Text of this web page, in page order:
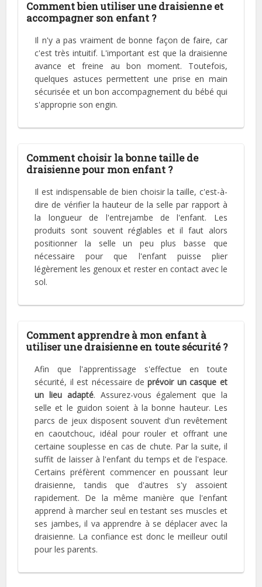
Comment bien utiliser une draisienne et
accompagner son enfant ?
Il n'y a pas vraiment de bonne façon de faire, car
c'est très intuitif. L'important est que la draisienne
avance et freine au bon moment. Toutefois,
quelques astuces permettent une prise en main
sécurisée et un bon accompagnement du bébé qui
s'approprie son engin.
Comment choisir la bonne taille de
draisienne pour mon enfant ?
Il est indispensable de bien choisir la taille, c'est-à-
dire de vérifier la hauteur de la selle par rapport à
la longueur de l'entrejambe de l'enfant. Les
produits sont souvent réglables et il faut alors
positionner la selle un peu plus basse que
nécessaire pour que l'enfant puisse plier
légèrement les genoux et rester en contact avec le
sol.
Comment apprendre à mon enfant à
utiliser une draisienne en toute sécurité ?
Afin que l'apprentissage s'effectue en toute
sécurité, il est nécessaire deprévoir un casque et
un lieu adapté. Assurez-vous également que la
selle et le guidon soient à la bonne hauteur. Les
parcs de jeux disposent souvent d'un revêtement
en caoutchouc, idéal pour rouler et offrant une
certaine souplesse en cas de chute. Par la suite, il
suffit de laisser à l'enfant du temps et de l'espace.
Certains préfèrent commencer en poussant leur
draisienne, tandis que d'autres s'y assoient
rapidement. De la même manière que l'enfant
apprend à marcher seul en testant ses muscles et
ses jambes, il va apprendre à se déplacer avec la
draisienne. La confiance est donc le meilleur outil
pour les parents.